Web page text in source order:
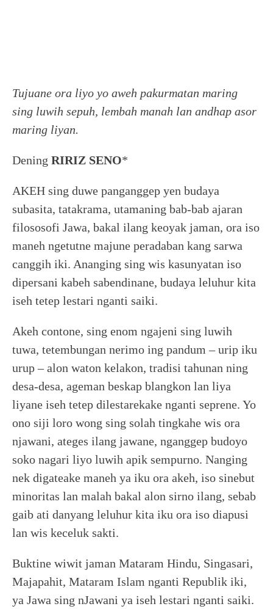
Tujuane ora liyo yo aweh pakurmatan maring
sing luwih sepuh, lembah manah lan andhap asor
maring liyan.
Dening RIRIZ SENO*
AKEH sing duwe panganggep yen budaya
subasita, tatakrama, utamaning bab-bab ajaran
filososofi Jawa, bakal ilang keoyak jaman, ora iso
maneh ngetutne majune peradaban kang sarwa
canggih iki. Ananging sing wis kasunyatan iso
dipersani kabeh sabendinane, budaya leluhur kita
iseh tetep lestari nganti saiki.
Akeh contone, sing enom ngajeni sing luwih
tuwa, tetembungan nerimo ing pandum – urip iku
urup – alon waton kelakon, tradisi tahunan ning
desa-desa, ageman beskap blangkon lan liya
liyane iseh tetep dilestarekake nganti seprene. Yo
ono siji loro wong sing solah tingkahe wis ora
njawani, ateges ilang jawane, nganggep budoyo
soko nagari liyo luwih apik sempurno. Nanging
nek digateake maneh ya iku ora akeh, iso sinebut
minoritas lan malah bakal alon sirno ilang, sebab
gaib ati danyang leluhur kita iku ora iso diapusi
lan wis keceluk sakti.
Buktine wiwit jaman Mataram Hindu, Singasari,
Majapahit, Mataram Islam nganti Republik iki,
ya Jawa sing nJawani ya iseh lestari nganti saiki.